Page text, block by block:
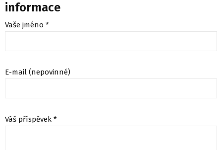
informace
Vaše jméno *
E-mail (nepovinné)
Váš příspěvek *